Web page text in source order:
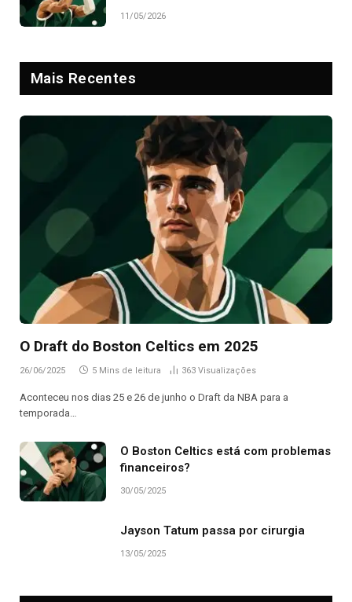
11/05/2026
Mais Recentes
O Draft do Boston Celtics em 2025
26/06/2025 5 Mins de leitura 363 Visualizações
Aconteceu nos dias 25 e 26 de junho o Draft da NBA para a
temporada…
O Boston Celtics está com problemas
financeiros?
30/05/2025
Jayson Tatum passa por cirurgia
13/05/2025